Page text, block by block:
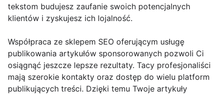
tekstom budujesz zaufanie swoich potencjalnych
klientów i zyskujesz ich lojalność.
Współpraca ze sklepem SEO oferującym usługę
publikowania artykułów sponsorowanych pozwoli Ci
osiągnąć jeszcze lepsze rezultaty. Tacy profesjonaliści
mają szerokie kontakty oraz dostęp do wielu platform
publikujących treści. Dzięki temu Twoje artykuły